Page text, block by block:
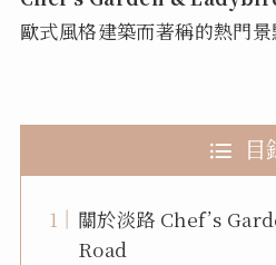
歐式風格建築而著稱的熱門景
目
關於淡路 Chef’s
Road